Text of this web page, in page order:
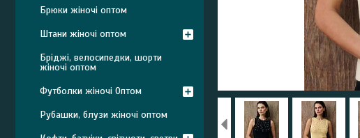
Брюки жіночі оптом
Штани жіночі оптом
Бріджі, велосипедки, шорти
жіночі оптом
Футболки жіночі Оптом
Рубашки, блузи жіночі оптом